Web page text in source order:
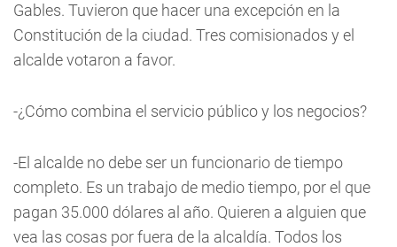
Gables. Tuvieron que hacer una excepción en la
Constitución de la ciudad. Tres comisionados y el
alcalde votaron a favor.
-¿Cómo combina el servicio público y los negocios?
-El alcalde no debe ser un funcionario de tiempo
completo. Es un trabajo de medio tiempo, por el que
pagan 35.000 dólares al año. Quieren a alguien que
vea las cosas por fuera de la alcaldía. Todos los